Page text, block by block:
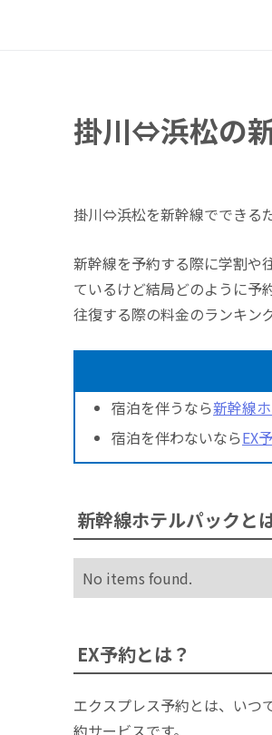
掛川⇔浜松の
掛川⇔浜松を新幹線でできる
新幹線を予約する際に学割や
ているけど結局どのように予
往復する際の料金のランキン
宿泊を伴うなら新幹線
宿泊を伴わないならEX
新幹線ホテルパックと
No items found.
EX予約とは？
エクスプレス予約とは、いつ
約サービスです。